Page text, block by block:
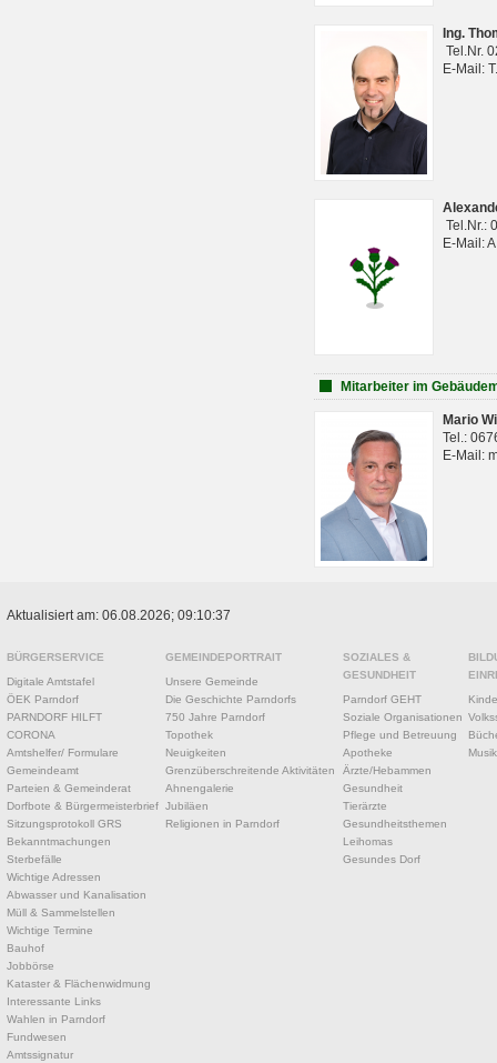
Ing.
Tel.Nr.
E-Mail:
Tel.Nr.:
E-Mail:
Mitarbeiter im
Mario
Tel.:
E-Mail:
Aktualisiert am: 06.08.2026; 09:10:37
BÜRGERSERVICE
Digitale Amtstafel
ÖEK Parndorf
PARNDORF HILFT
CORONA
Amtshelfer/ Formulare
Gemeindeamt
Parteien & Gemeinderat
Dorfbote & Bürgermeisterbrief
Sitzungsprotokoll GRS
Bekanntmachungen
Sterbefälle
Wichtige Adressen
Abwasser und Kanalisation
Müll & Sammelstellen
Wichtige Termine
Bauhof
Jobbörse
Kataster & Flächenwidmung
Interessante Links
Wahlen in Parndorf
Fundwesen
Amtssignatur
GEMEINDEPORTRAIT
Unsere Gemeinde
Die Geschichte Parndorfs
750 Jahre Parndorf
Topothek
Neuigkeiten
Grenzüberschreitende Aktivitäten
Ahnengalerie
Jubiläen
Religionen in Parndorf
SOZIALES &
GESUNDHEIT
Parndorf GEHT
Soziale Organisationen
Pflege und Betreuung
Apotheke
Ärzte/Hebammen
Gesundheit
Tierärzte
Gesundheitsthemen
Leihomas
Gesundes Dorf